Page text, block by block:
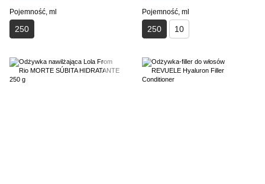
Pojemność, ml
250
Pojemność, ml
250 10